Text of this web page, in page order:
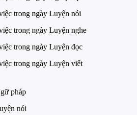
trong ngày Luyện nói
trong ngày Luyện nghe
trong ngày Luyện đọc
trong ngày Luyện viết
pháp
nói